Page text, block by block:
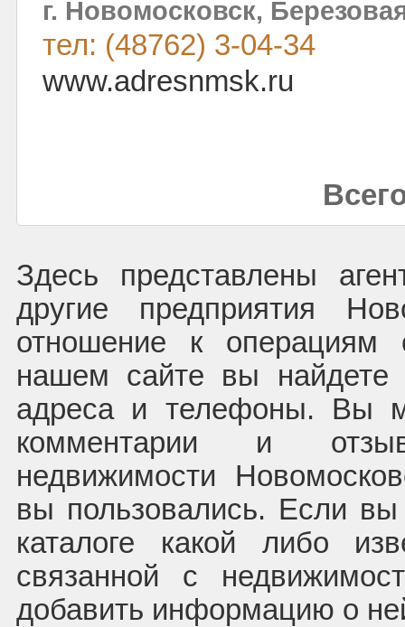
г. Новомосковск,
тел: (48762) 3-04-34
www.adresnmsk.ru
Здесь представлены
другие предприятия
отношение к
нашем сайте вы найдете
адреса и телефоны. Вы
комментарии и
недвижимости
вы пользовались. Если
каталоге какой либо
связанной с
добавить информацию о